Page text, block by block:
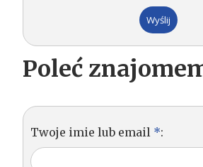
Poleć
Twoje imie lub email *: